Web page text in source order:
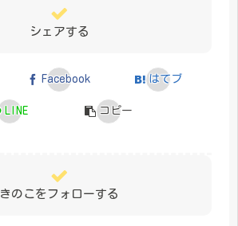
シェアする
Facebook はてブ
LINE コピー
きのこをフォローする